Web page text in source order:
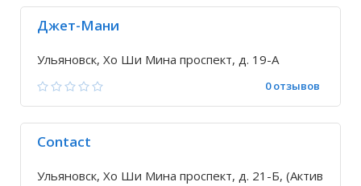
Джет-Мани
Ульяновск, Хо Ши Мина проспект, д. 19-А
0 отзывов
Contact
Ульяновск, Хо Ши Мина проспект, д. 21-Б, (Актив